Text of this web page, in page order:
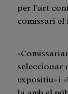
per l’art
comissari el
seleccionar
expositiu» i